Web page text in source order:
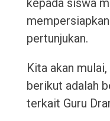
kepada siswa
pertunjukan.
Kita akan
berikut adalah
terkait Guru